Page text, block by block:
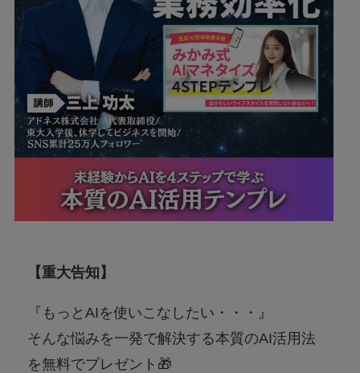
【重大告知】
『もっとAIを使いこなしたい・・・』
そんな悩みを一発で解決する本質のAI活用法
を無料でプレゼント🎁